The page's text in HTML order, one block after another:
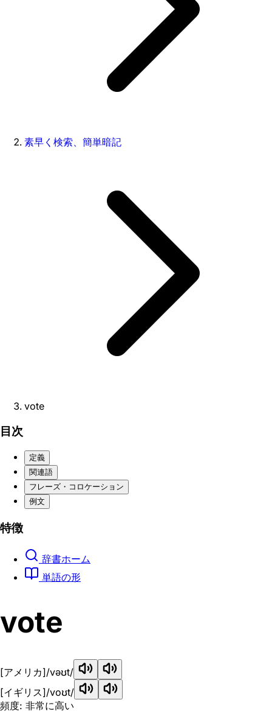
素早く検索、簡単暗記
vote
目次
定義
関連語
フレーズ・コロケーション
例文
特徴
辞書ホーム
単語の形
vote
[アメリカ]/vəʊt/
[イギリス]/voʊt/
頻度: 非常に高い